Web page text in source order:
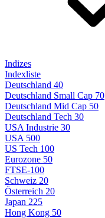
Indizes
Indexliste
Deutschland 40
Deutschland Small Cap 70
Deutschland Mid Cap 50
Deutschland Tech 30
USA Industrie 30
USA 500
US Tech 100
Eurozone 50
FTSE-100
Schweiz 20
Österreich 20
Japan 225
Hong Kong 50